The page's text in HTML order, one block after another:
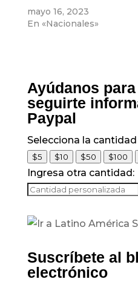
mayo 16, 2023
En «Nacionales»
Ayúdanos
seguirte
Paypal
Selecciona la
$5 $10 $50 $100
Ingresa otra cantidad:
Suscríbete al
electrónico